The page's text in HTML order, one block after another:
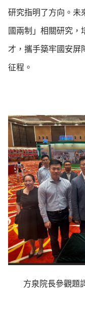
研究指明了方向。未
國兩制」相關研究，
才，攜手築牢國安屏
征程。
方泉院長參觀題